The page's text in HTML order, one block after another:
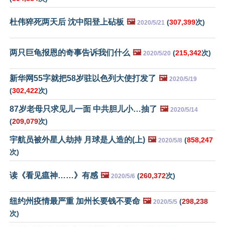
杜伟猝死两天后 沈中阳登上砧板 🖼️ 2020/5/21 (307,399次)
两只巨龟报恩的奇事告诉我们什么 🖼️ 2020/5/20 (215,342次)
新华网55字就把58岁驻以色列大使打发了 🖼️ 2020/5/19
(302,422次)
87岁老母只求见儿一面 中共胆儿小…抽了 🖼️ 2020/5/14
(209,079次)
宇航员被外星人劫持 月球是人造的(上) 🖼️ 2020/5/8 (858,247
次)
读《看见瘟神……》有感 🖼️ 2020/5/6 (260,372次)
纽约州疫情最严重 加州长要钱不要命 🖼️ 2020/5/5 (298,238
次)